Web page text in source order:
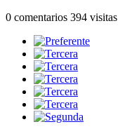
0 comentarios 394 visitas